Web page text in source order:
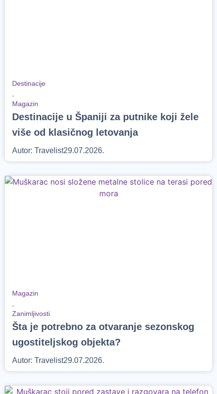
Destinacije
Magazin
Destinacije u Španiji za putnike koji žele
više od klasičnog letovanja
Autor: Travelist29.07.2026.
Magazin
Zanimljivosti
Šta je potrebno za otvaranje sezonskog
ugostiteljskog objekta?
Autor: Travelist29.07.2026.